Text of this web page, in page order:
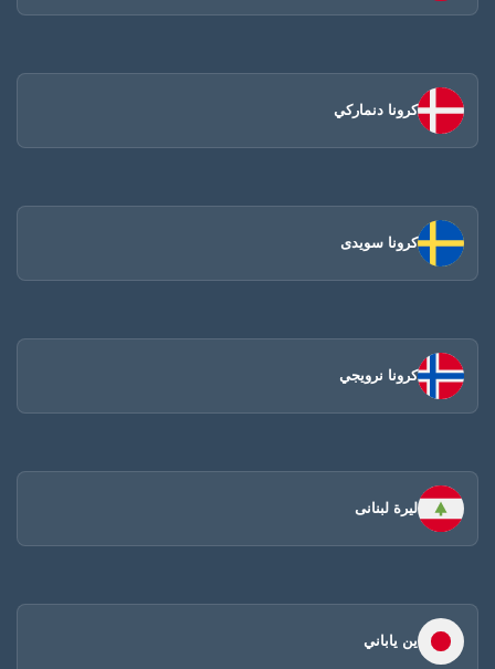
كرونا دنماركي
كرونا سويدى
كرونا نرويجي
ليرة لبنانى
ين ياباني